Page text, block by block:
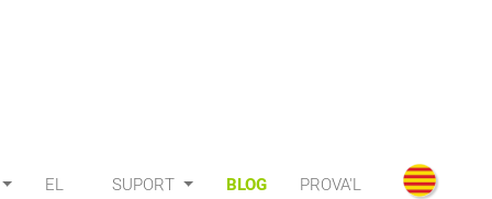
EL
SUPORT BLOG PROVA'L